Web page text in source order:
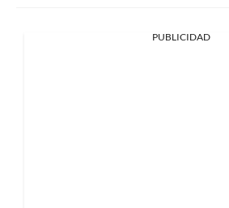
PUBLICIDAD